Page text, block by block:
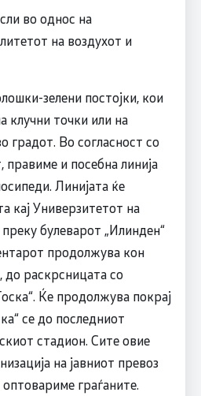
во однос на
на воздухот и
зелени постојки, кои
клучни точки или на
градот. Во согласност со
правиме и посебна линија
Линијата ќе
кај Универзитетот на
булеварот „Илинден“
продолжува кон
до раскрсницата со
Ќе продолжува покрај
се до последниот
стадион. Сите овие
на јавниот превоз
граѓаните.